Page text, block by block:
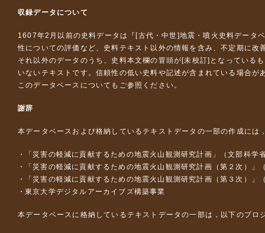
収録データについて
1607年2月以前の史料データは『 [古代・中世]地震・噴火史料データ
性についての評価など、史料テキスト以外の情報を含み、不定期に改
それ以外のデータのうち、史料本文欄の冒頭が[未校訂]となっている
いないテキストです。信頼性の低い史料や記述が含まれている場合が
このデータベースについて もご参照ください。
謝辞
本データベースおよび格納しているテキストデータの一部の作成には
「災害の軽減に貢献するための地震火山観測研究計画」（文部科学
「災害の軽減に貢献するための地震火山観測研究計画（第２次）」
「災害の軽減に貢献するための地震火山観測研究計画（第３次）」
東京大学デジタルアーカイブズ構築事業
本データベースに格納しているテキストデータの一部は，以下のプロ